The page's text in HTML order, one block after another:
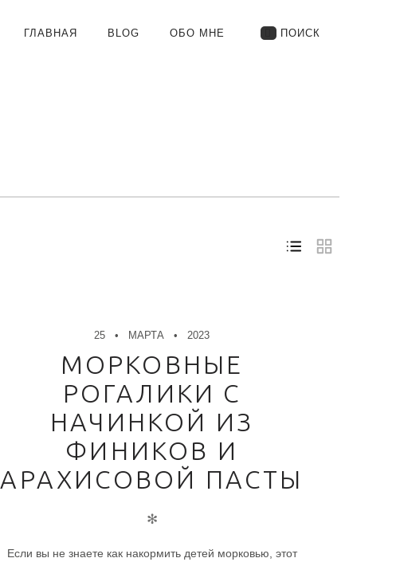
PRIMARY
ГЛАВНАЯ BLOG ОБО МНЕ ПОИСК
25 МАРТА 2023
МОРКОВНЫЕ
РОГАЛИКИ С
НАЧИНКОЙ ИЗ
ФИНИКОВ И
АРАХИСОВОЙ ПАСТЫ
✻
Если вы не знаете как накормить детей морковью, этот